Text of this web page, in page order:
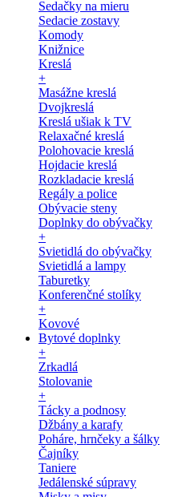
Sedačky na mieru
Sedacie zostavy
Komody
Knižnice
Kreslá
+
Masážne kreslá
Dvojkreslá
Kreslá ušiak k TV
Relaxačné kreslá
Polohovacie kreslá
Hojdacie kreslá
Rozkladacie kreslá
Regály a police
Obývacie steny
Doplnky do obývačky
+
Svietidlá do obývačky
Svietidlá a lampy
Taburetky
Konferenčné stolíky
+
Kovové
Bytové doplnky
+
Zrkadlá
Stolovanie
+
Tácky a podnosy
Džbány a karafy
Poháre, hrnčeky a šálky
Čajníky
Taniere
Jedálenské súpravy